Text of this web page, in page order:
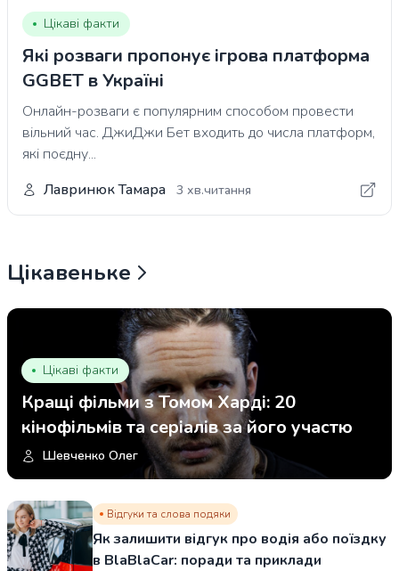
Цікаві факти
Які розваги пропонує ігрова платформа
GGBET в Україні
Онлайн-розваги є популярним способом провести
вільний час. ДжиДжи Бет входить до числа платформ,
які поєдну...
Лавринюк Тамара
3 хв.читання
Цікавеньке
Цікаві факти
Кращі фільми з Томом Харді: 20
кінофільмів та серіалів за його участю
Шевченко Олег
Відгуки та слова подяки
Як залишити відгук про водія або поїздку
в BlaBlaCar: поради та приклади